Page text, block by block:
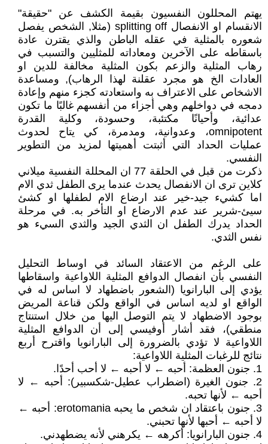
يهتم المحللون النفسيون بقيمة الكشف عن "حقيقة"
الانقسام او الانفصال splitting off (مثلا, الشخص يفصل
شعوره بالمثلية في عقله الباطن والذي يقترن عادة
باسقاطه على الآخرين ومعاداته للمثليين والتسبب في
رهاب المثلية والزعم بكون المثلية مخالفة للدين او
العادات الخ هو مجرد عقلنة لهذا الرهاب), ومساعدة
الاشخاص على الاعتراف به واستعادته كجزء منهم وإعادة
دمجه في دواخلهم وهي أجزاء من أنفسهم غالبًا ما تكون
عدائية، وأحيانًا مكتئبة، وحسودة، وكلية القدرة
omnipotent، وعدوانية، ومدمرة، كي يتاح لحدوث
عمليات الحداد التي أثبتت أهميتها لمزيد من التطوير
النفسي.
ذكرت من قبل في الحلقة 77 ان المحللة النفسية ميلاني
كلاين ترى ان الانفصال يحدث عندما يرى الطفل ثدي الام
اما كشيء جيد-خير عند ارضاع الام لطفلها او كشئ
سيئ-شرير عند عدم الارضاع او التأخر به. في مرحلة
الحداد يدرك الطفل ان الثدي الجيد والثدي السيء هو
نفس الثدي.
على الرغم من الاعتقاد السائد في اوساط التحليل
النفسي بأن انفصال الدوافع المثلية اللاواعية واسقاطها
يؤدي إلى البارانويا (الشعور باضطهاد لا اساس له في
الواقع او لديه اساس في الواقع ولكن قناعة المريض
بوجود الاضطهاد لا يتم التوصل اليها من خلال استنتاج
منطقي)، فقد أشار أوفيسي إلى أن الدوافع المثلية
اللاواعية لا تؤدي بالضرورة إلى البارانويا واقترح أربع
نتائج للرغبات المثلية اللاواعية:
1. جنون العظمة: أحبه ← لا أحبه ← لا أحب أحدًا.
2. جنون الغيرة (اضطراب عطيل-شكسبير): أحبه ← لا
أحبه ← لأنها تحبه.
3. جنون باعتقاد ان شخص ما يحبه erotomania: أحبه ←
لا أحبه ← أحبها لأنها تحبني.
4. جنون البارانويا: أكرهه ← يكرهني لأنه يضطهدني.